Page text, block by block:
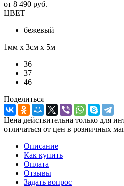
от 8 490 руб.
ЦВЕТ
бежевый
1мм х 3см х 5м
36
37
46
Поделиться
Цена действительна только для
отличаться от цен в розничных
Описание
Как купить
Оплата
Отзывы
Задать вопрос